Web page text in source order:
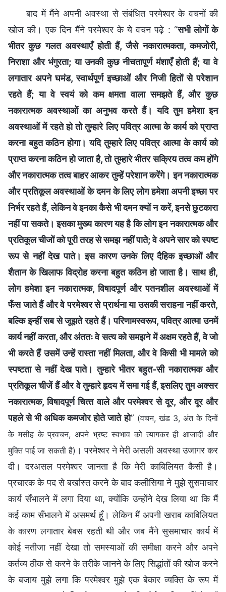
बाद में मैंने अपनी अवस्था से संबंधित परमेश्वर के वचनों की
खोज की। एक दिन मैंने परमेश्वर के ये वचन पढ़े : “सभी लोगों के
भीतर कुछ गलत अवस्थाएँ होती हैं, जैसे नकारात्मकता, कमजोरी,
निराशा और भंगुरता; या उनकी कुछ नीचतापूर्ण मंशाएँ होती हैं; या वे
लगातार अपने घमंड, स्वार्थपूर्ण इच्छाओं और निजी हितों से परेशान
रहते हैं; या वे स्‍वयं को कम क्षमता वाला समझते हैं, और कुछ
नकारात्मक अवस्थाओं का अनुभव करते हैं। यदि तुम हमेशा इन
अवस्‍थाओं में रहते हो तो तुम्‍हारे लिए पवित्र आत्‍मा के कार्य को प्राप्‍त
करना बहुत कठिन होगा। यदि तुम्‍हारे लिए पवित्र आत्‍मा के कार्य को
प्राप्‍त करना कठिन हो जाता है, तो तुम्‍हारे भीतर सक्रिय तत्‍व कम होंगे
और नकारात्मक तत्‍व बाहर आकर तुम्‍हें परेशान करेंगे। इन नकारात्‍मक
और प्रतिकूल अवस्‍थाओं के दमन के लिए लोग हमेशा अपनी इच्‍छा पर
निर्भर रहते हैं, लेकिन वे इनका कैसे भी दमन क्‍यों न करें, इनसे छुटकारा
नहीं पा सकते। इसका मुख्‍य कारण यह है कि लोग इन नकारात्‍मक और
प्रतिकूल चीजों को पूरी तरह से समझ नहीं पाते; वे अपने सार को स्‍पष्‍ट
रूप से नहीं देख पाते। इस कारण उनके लिए दैहिक इच्‍छाओं और
शैतान के खिलाफ विद्रोह करना बहुत कठिन हो जाता है। साथ ही,
लोग हमेशा इन नकारात्मक, विषादपूर्ण और पतनशील अवस्थाओं में
फँस जाते हैं और वे परमेश्वर से प्रार्थना या उसकी सराहना नहीं करते,
बल्कि इन्‍हीं सब से जूझते रहते हैं। परिणामस्‍वरूप, पवित्र आत्‍मा उनमें
कार्य नहीं करता, और अंततः वे सत्‍य को समझने में अक्षम रहते हैं, वे जो
भी करते हैं उसमें उन्‍हें रास्‍ता नहीं मिलता, और वे किसी भी मामले को
स्‍पष्‍टता से नहीं देख पाते। तुम्‍हारे भीतर बहुत-सी नकारात्‍मक और
प्रतिकूल चीजें हैं और वे तुम्‍हारे हृदय में समा गई हैं, इसलिए तुम अक्‍सर
नकारात्‍मक, विषादपूर्ण चित्‍त वाले और परमेश्वर से दूर, और दूर और
पहले से भी अधिक कमजोर होते जाते हो” (वचन, खंड 3, अंत के दिनों
के मसीह के प्रवचन, अपने भ्रष्ट स्वभाव को त्यागकर ही आजादी और
मुक्ति पाई जा सकती है) । परमेश्वर ने मेरी असली अवस्था उजागर कर
दी। दरअसल परमेश्वर जानता है कि मेरी काबिलियत कैसी है।
प्रचारक के पद से बर्खास्त करने के बाद कलीसिया ने मुझे सुसमाचार
कार्य सँभालने में लगा दिया था, क्योंकि उन्होंने देख लिया था कि मैं
कई काम सँभालने में असमर्थ हूँ। लेकिन मैं अपनी खराब काबिलियत
के कारण लगातार बेबस रहती थी और जब मैंने सुसमाचार कार्य में
कोई नतीजा नहीं देखा तो समस्याओं की समीक्षा करने और अपने
कर्तव्य ठीक से करने के तरीके जानने के लिए सिद्धांतों की खोज करने
के बजाय मुझे लगा कि परमेश्वर मुझे एक बेकार व्यक्ति के रूप में